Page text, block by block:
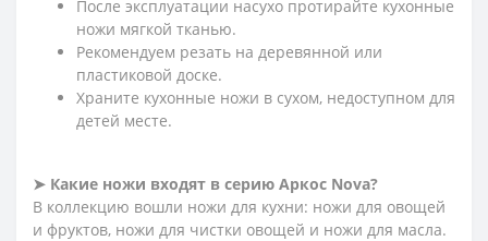
После эксплуатации насухо протирайте кухонные
ножи мягкой тканью.
Рекомендуем резать на деревянной или
пластиковой доске.
Храните кухонные ножи в сухом, недоступном для
детей месте.
➤ Какие ножи входят в серию Аркос Nova?
В коллекцию вошли ножи для кухни: ножи для овощей
и фруктов, ножи для чистки овощей и ножи для масла.